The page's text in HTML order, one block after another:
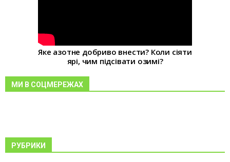
Яке азотне добриво внести? Коли сіяти
ярі, чим підсівати озимі?
МИ В СОЦМЕРЕЖАХ
РУБРИКИ